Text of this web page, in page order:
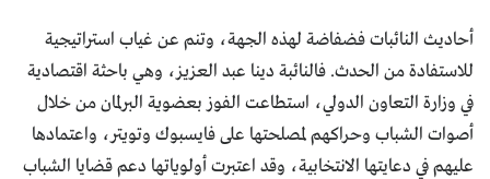
أحاديث النائبات فضفاضة لهذه الجهة، وتنم عن غياب استراتيجية
للاستفادة من الحدث. فالنائبة دينا عبد العزيز، وهي باحثة اقتصادية
في وزارة التعاون الدولي، استطاعت الفوز بعضوية البرلمان من خلال
أصوات الشباب وحراكهم لمصلحتها على فايسبوك وتويتر، واعتمادها
عليهم في دعايتها الانتخابية، وقد اعتبرت أولوياتها دعم قضايا الشباب